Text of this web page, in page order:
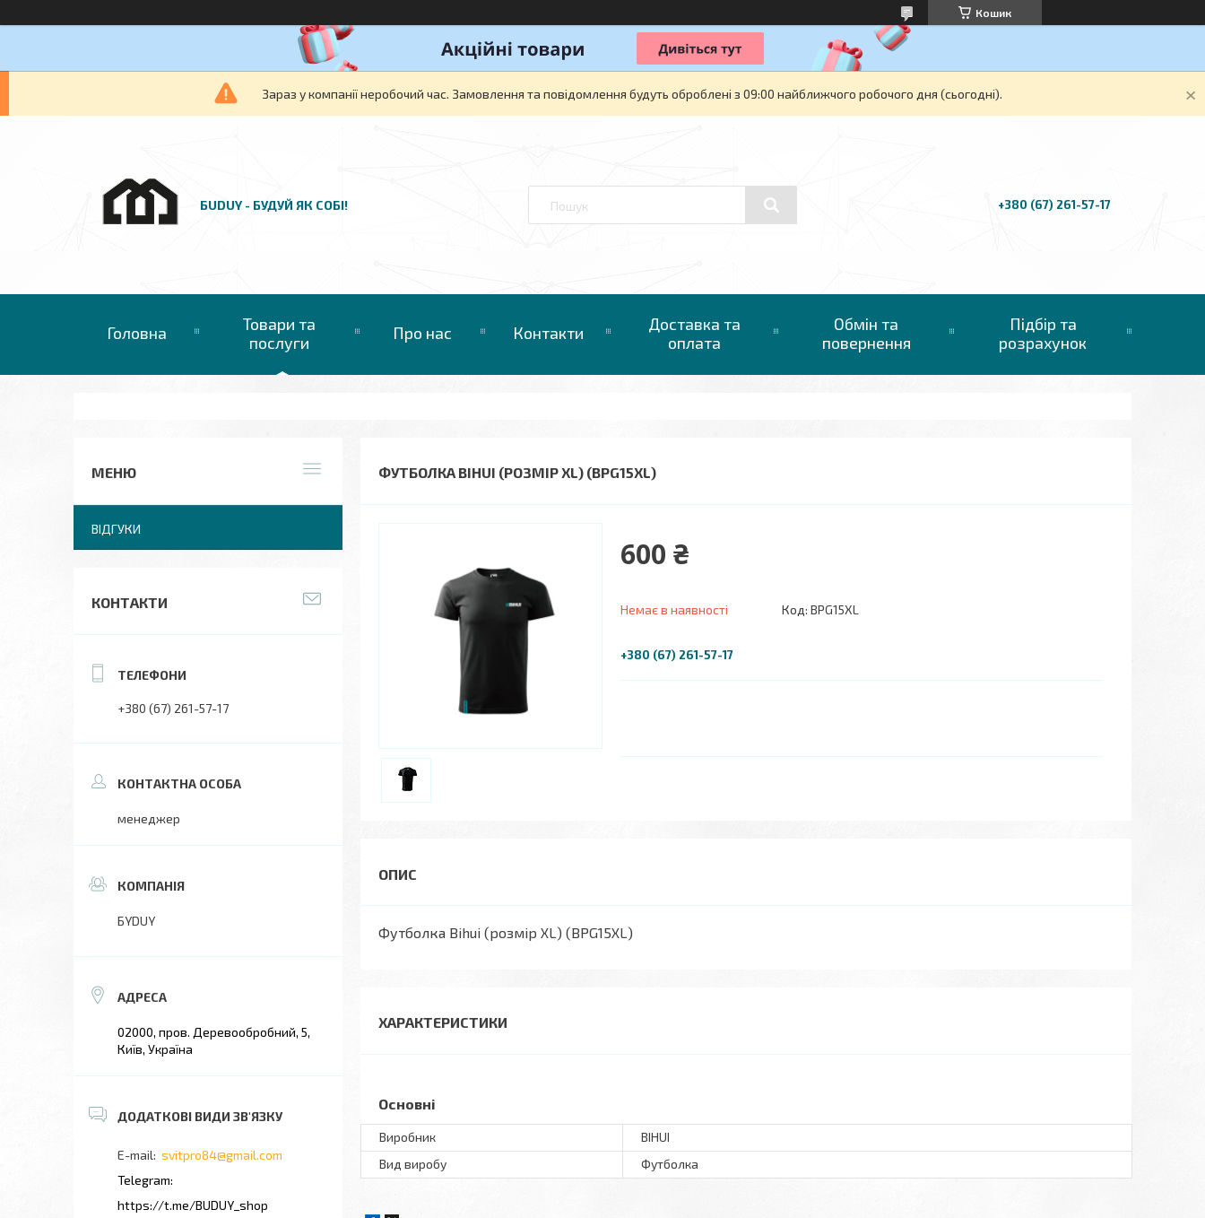
Кошик
Зараз у компанії неробочий час. Замовлення та повідомлення будуть оброблені з 09:00 найближчого робочого дня (сьогодні).
БUDUY - БУДУЙ ЯК СОБІ! +380 (67) 261-57-17
Головна
Товари та
послуги
Про нас Контакти
Доставка та
оплата
Обмін та
повернення
Підбір та
розрахунок
ФУТБОЛКА BIHUI (РОЗМІР XL) (BPG15XL)
600 ₴
Немає в наявності Код: BPG15XL
+380 (67) 261-57-17
Футболка Bihui (розмір XL) (BPG15XL)
ХАРАКТЕРИСТИКИ
Основні
Виробник
BIHUI
Вид виробу
Футболка
ВІДГУКИ
КОНТАКТИ
+380 (67) 261-57-17
менеджер
БYDUY
02000, пров. Деревообробний, 5,
Київ, Україна
svitpro84@gmail.com
https://t.me/BUDUY_shop